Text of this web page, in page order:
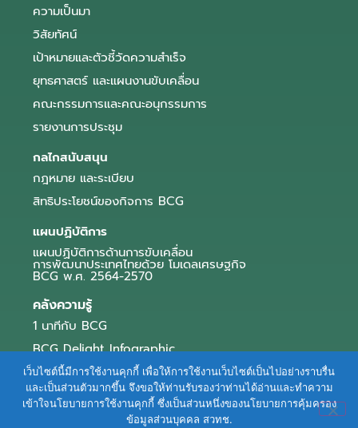
ความเป็นมา
วิสัยทัศน์
เป้าหมายและตัวชี้วัดความสำเร็จ
ยุทธศาสตร์ และแผนงานขับเคลื่อน
คณะกรรมการและคณะอนุกรรมการ
รายงานการประชุม
กลไกสนับสนุน
กฎหมาย และระเบียบ
สิทธิประโยชน์ของกิจการ BCG
แผนปฏิบัติการ
แผนปฏิบัติการด้านการขับเคลื่อน
การพัฒนาประเทศไทยด้วย โมเดลเศรษฐกิจ
BCG พ.ศ. 2564-2570
คลังความรู้
1 นาทีกับ BCG
BCG Delight Infographic
สื่อประชาสัมพันธ์
e-Book Series
เว็บไซต์นี้มีการใช้งานคุกกี้ เพื่อให้การใช้งานเว็บไซต์เป็นไปอย่างราบรื่น
และเป็นส่วนตัวมากขึ้น จึงขอให้ท่านรับรองว่าท่านได้อ่านและทำความ
เข้าใจนโยบายการใช้งานคุกกี้ ซึ่งเป็นส่วนหนึ่งของนโยบายการคุ้มครอง
ข้อมูลส่วนบุคคล สวทช.